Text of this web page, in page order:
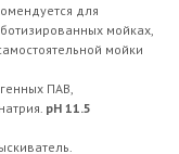
для
мойках,
мойки
ПАВ,
pH 11.5